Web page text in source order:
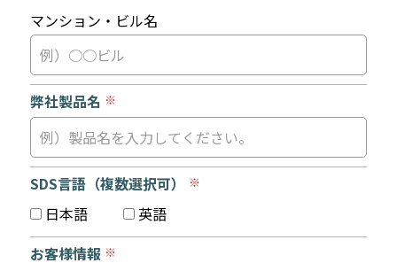
マンション・ビル名
弊社製品名 ※
SDS言語（複数選択可） ※
日本語
英語
お客様情報 ※